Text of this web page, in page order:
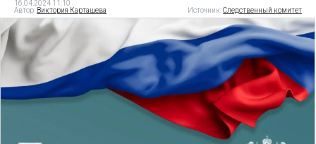
16.04.2024 11:10
Автор: Виктория Карташева Источник:Следственный комитет